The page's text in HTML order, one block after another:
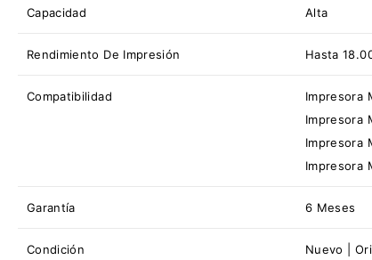
Capacidad Alta
Rendimiento De Impresión Hasta
Compatibilidad
Impresora
Impresora
Impresora
Impresora
Garantía 6 Meses
Condición Nuevo |